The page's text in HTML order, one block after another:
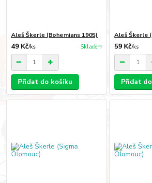
Aleš Škerle (Bohemians 1905)
49 Kč/ks Skladem
Přidat do košíku
Aleš Škerle
59 Kč/ks
Přidat